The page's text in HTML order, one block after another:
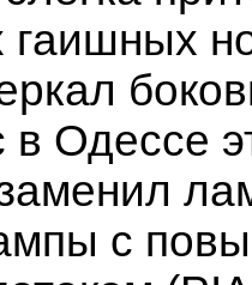
гаишных
в Одессе
с